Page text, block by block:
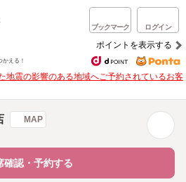
ブックマーク ログイン
ポイントを表示する
かえる！
地震の影響のある地域へご予約されているお客
MAP
確認・予約する